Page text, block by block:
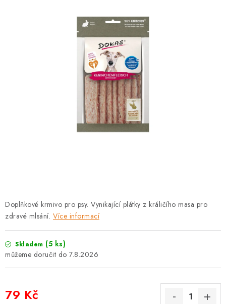
VĚRNOSTNÍ PROGRAM
Výměna, vrácení a reklamace
Obchodní podmínky
Zásady použivání souboru cookies
FAQ
Doplňkové krmivo pro psy. Vynikající plátky z králičího masa pro
zdravé mlsání. Více informací
Skladem (5 ks)
7.8.2026
79 Kč